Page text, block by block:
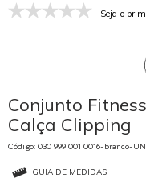
Seja o
Conjunto
Calça Clipping
Código: 030 999 001 0016-branco-
GUIA DE MEDIDAS